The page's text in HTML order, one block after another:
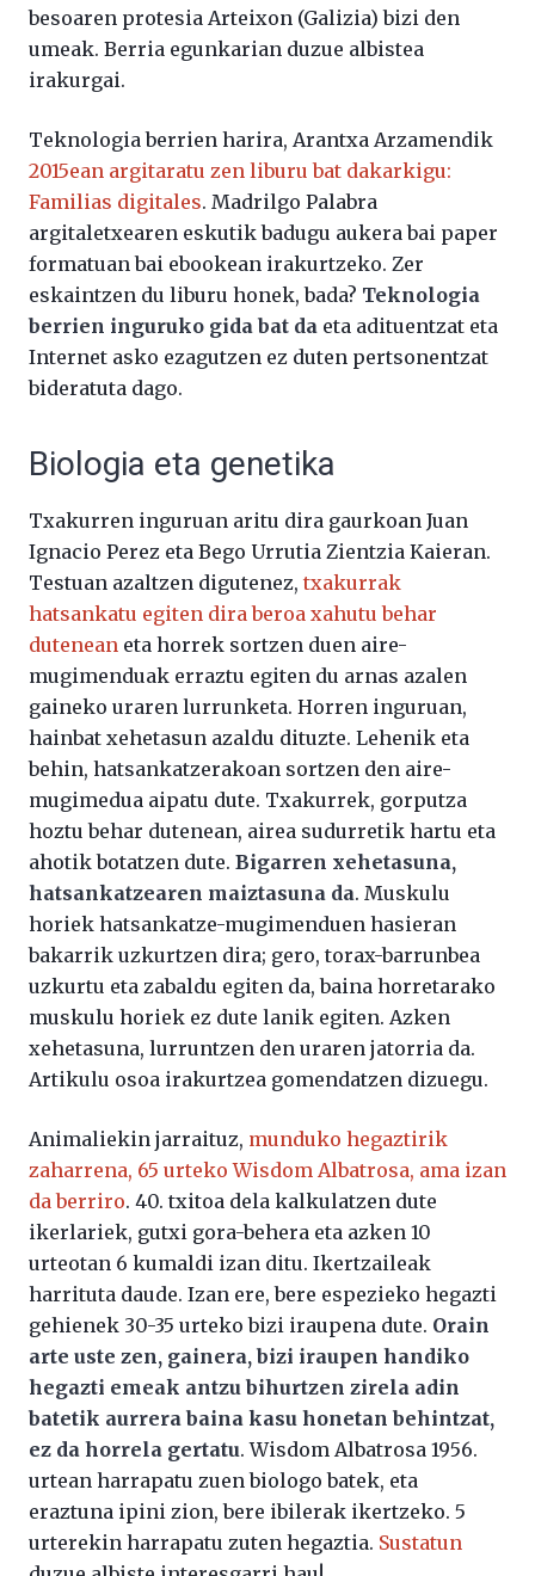
besoaren protesia Arteixon (Galizia) bizi den
umeak. Berria egunkarian duzue albistea
irakurgai.
Teknologia berrien harira, Arantxa Arzamendik
2015ean argitaratu zen liburu bat dakarkigu:
Familias digitales. Madrilgo Palabra
argitaletxearen eskutik badugu aukera bai paper
formatuan bai ebookean irakurtzeko. Zer
eskaintzen du liburu honek, bada? Teknologia
berrien inguruko gida bat da eta adituentzat eta
Internet asko ezagutzen ez duten pertsonentzat
bideratuta dago.
Biologia eta genetika
Txakurren inguruan aritu dira gaurkoan Juan
Ignacio Perez eta Bego Urrutia Zientzia Kaieran.
Testuan azaltzen digutenez, txakurrak
hatsankatu egiten dira beroa xahutu behar
dutenean eta horrek sortzen duen aire-
mugimenduak erraztu egiten du arnas azalen
gaineko uraren lurrunketa. Horren inguruan,
hainbat xehetasun azaldu dituzte. Lehenik eta
behin, hatsankatzerakoan sortzen den aire-
mugimedua aipatu dute. Txakurrek, gorputza
hoztu behar dutenean, airea sudurretik hartu eta
ahotik botatzen dute. Bigarren xehetasuna,
hatsankatzearen maiztasuna da. Muskulu
horiek hatsankatze-mugimenduen hasieran
bakarrik uzkurtzen dira; gero, torax-barrunbea
uzkurtu eta zabaldu egiten da, baina horretarako
muskulu horiek ez dute lanik egiten. Azken
xehetasuna, lurruntzen den uraren jatorria da.
Artikulu osoa irakurtzea gomendatzen dizuegu.
Animaliekin jarraituz, munduko hegaztirik
zaharrena, 65 urteko Wisdom Albatrosa, ama izan
da berriro. 40. txitoa dela kalkulatzen dute
ikerlariek, gutxi gora-behera eta azken 10
urteotan 6 kumaldi izan ditu. Ikertzaileak
harrituta daude. Izan ere, bere espezieko hegazti
gehienek 30-35 urteko bizi iraupena dute. Orain
arte uste zen, gainera, bizi iraupen handiko
hegazti emeak antzu bihurtzen zirela adin
batetik aurrera baina kasu honetan behintzat,
ez da horrela gertatu. Wisdom Albatrosa 1956.
urtean harrapatu zuen biologo batek, eta
eraztuna ipini zion, bere ibilerak ikertzeko. 5
urterekin harrapatu zuten hegaztia. Sustatun